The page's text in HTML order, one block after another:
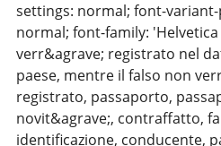
settings: normal; font-
normal; font-family:
verr&agrave; registrato nel
paese, mentre il falso non
registrato, passaporto,
novit&agrave;, contraffatto,
identificazione, conducente,